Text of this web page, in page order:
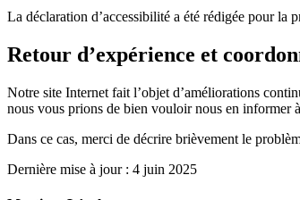
La déclaration d’accessibilité a été rédigée pour la
Retour d’expérience et
Notre site Internet fait l’objet d’améliorations
nous vous prions de bien vouloir nous en informer
Dans ce cas, merci de décrire brièvement le
Dernière mise à jour : 4 juin 2025